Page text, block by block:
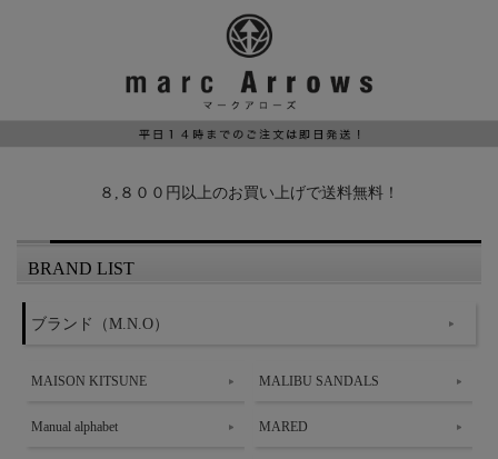
８,８００円以上のお買い上げで送料無料！
BRAND LIST
ブランド（M.N.O）
MAISON KITSUNE
Manual alphabet
MALIBU SANDALS
MARED